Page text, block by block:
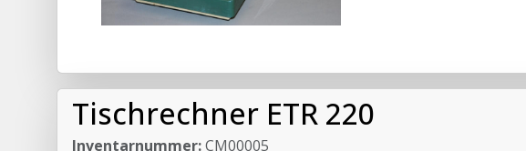
Tischrechner ETR 220
Inventarnummer:CM00005